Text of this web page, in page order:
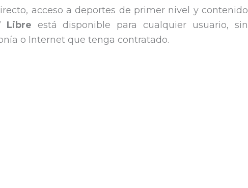
acceso a deportes de primer nivel y contenido
Libre está disponible para cualquier usuario, sin
o Internet que tenga contratado.